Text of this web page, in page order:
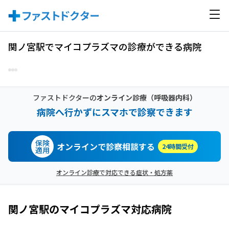
関ノ宮駅でマイコプラズマの診療ができる病院
ファストドクターのオンライン診療（呼吸器内科）
病院へ行かずにスマホで診察できます
保険
適用 オンラインで診察相談する 24時間受付
オンライン診療で対応できる症状・処方薬
関ノ宮駅のマイコプラズマ対応病院